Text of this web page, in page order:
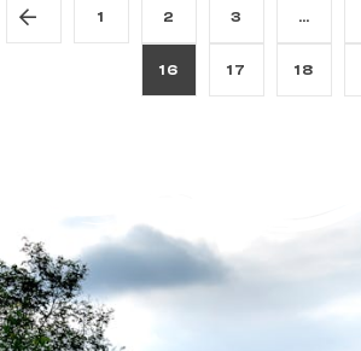
1 2 3 …
16 17 18